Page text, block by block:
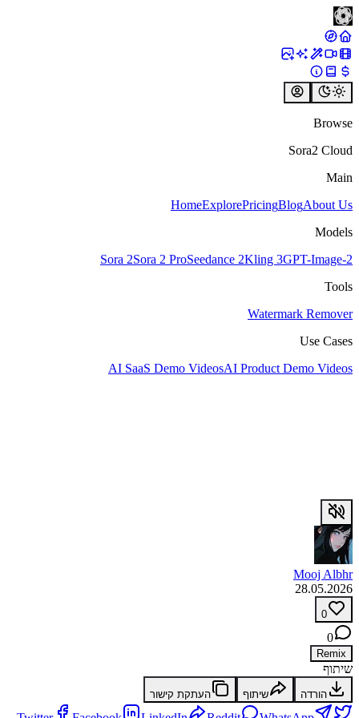
Browse
Sora2 Cloud
Main
HomeExplorePricingBlogAbout Us
Models
Sora 2Sora 2 ProSeedance 2Kling 3GPT-Image-2
Tools
Watermark Remover
Use Cases
AI SaaS Demo VideosAI Product Demo Videos
Mooj Albhr
28.05.2026
0
0
Remix
שיתוף
הורדה שיתוף העתקת קישור